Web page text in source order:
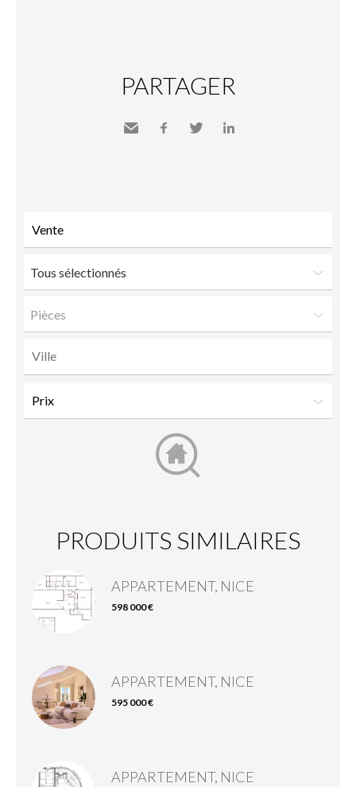
PARTAGER
Tous sélectionnés
Pièces
PRODUITS SIMILAIRES
APPARTEMENT, NICE
598 000 €
APPARTEMENT, NICE
595 000 €
APPARTEMENT, NICE